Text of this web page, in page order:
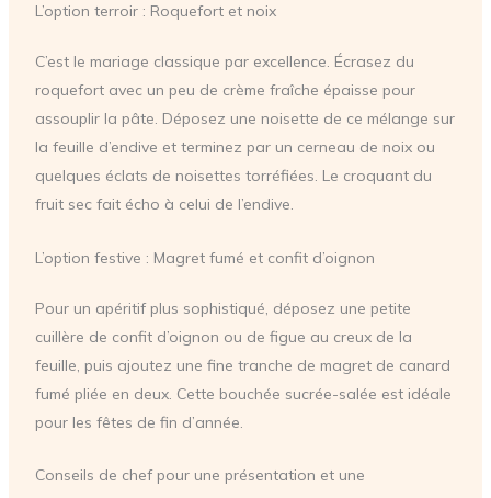
L’option terroir : Roquefort et noix
C’est le mariage classique par excellence. Écrasez du
roquefort avec un peu de crème fraîche épaisse pour
assouplir la pâte. Déposez une noisette de ce mélange sur
la feuille d’endive et terminez par un cerneau de noix ou
quelques éclats de noisettes torréfiées. Le croquant du
fruit sec fait écho à celui de l’endive.
L’option festive : Magret fumé et confit d’oignon
Pour un apéritif plus sophistiqué, déposez une petite
cuillère de confit d’oignon ou de figue au creux de la
feuille, puis ajoutez une fine tranche de magret de canard
fumé pliée en deux. Cette bouchée sucrée-salée est idéale
pour les fêtes de fin d’année.
Conseils de chef pour une présentation et une